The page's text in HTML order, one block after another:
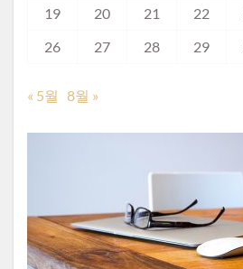
19
20 21 22
26
27 28 29
« 5월 8월 »